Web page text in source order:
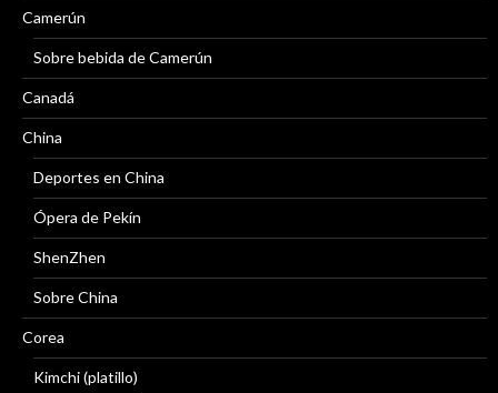
Camerún
Sobre bebida de Camerún
Canadá
China
Deportes en China
Ópera de Pekín
ShenZhen
Sobre China
Corea
Kimchi (platillo)